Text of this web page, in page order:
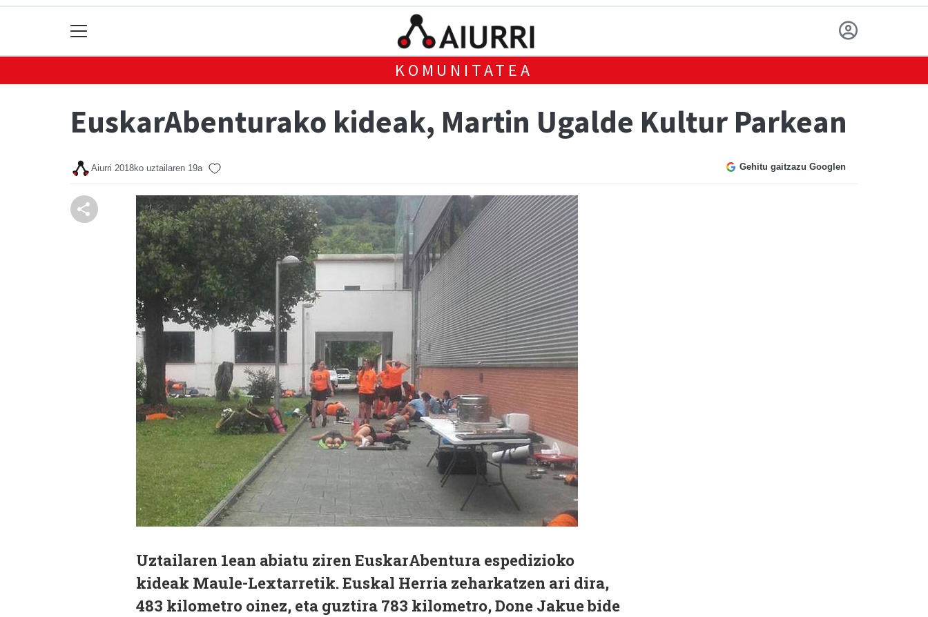
KOMUNITATEA
EuskarAbenturako kideak, Martin Ugalde Kultur Parkean
Aiurri 2018ko uztailaren 19a Gehitu gaitzazu Googlen
Uztailaren 1ean abiatu ziren EuskarAbentura espedizioko
kideak Maule-Lextarretik. Euskal Herria zeharkatzen ari dira,
483 kilometro oinez, eta guztira 783 kilometro, Done Jakue bide